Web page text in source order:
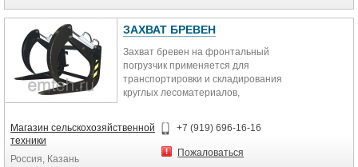
смонтированных на двухветвевом
длинными бревнами на траверсе.
Захват представляет собой крюк с
заостренным основанием рабочего
участка. Именно по этому их часто
бревен за торцы. Их так же
называют захватами для леса.
Фиксация груза на захватах
ЗАХВАТ БРЕВЕН
Захват бревен на фронтальный
погрузчик применяется для
транспортировки и складирования
круглых лесоматериалов,
балансовой древесины в
автомобили, полувагоны и в
штабеля, а так же для
строительно-дорожных работ.
Магазин сельскохозяйственной
техники
Россия, Казань
+7 (919) 696-16-16
Пожаловаться